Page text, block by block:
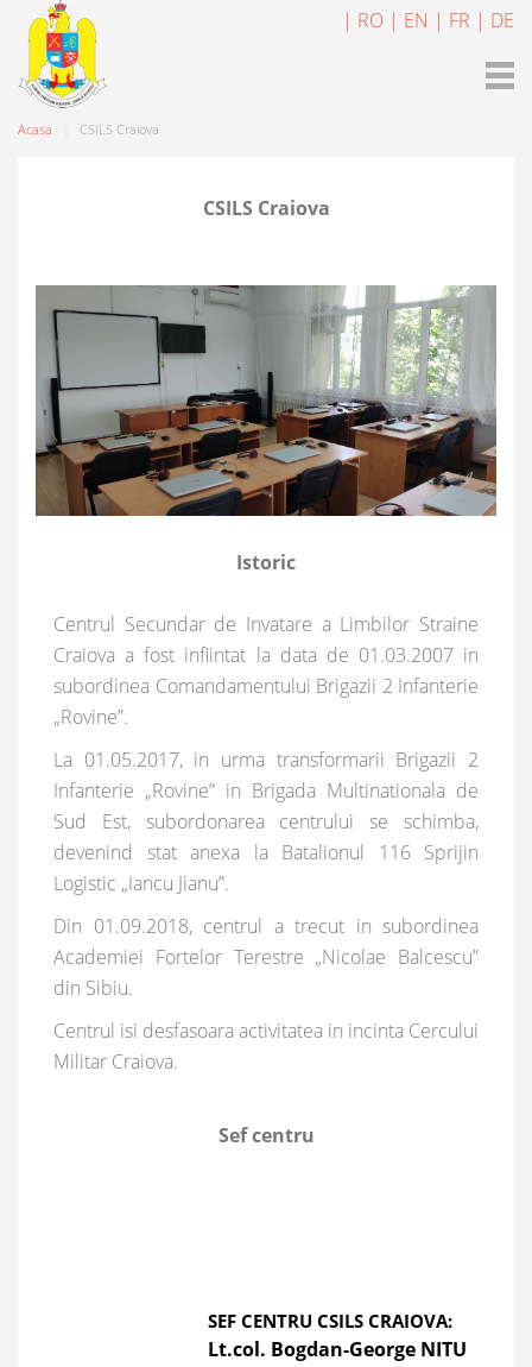
| RO | EN | FR | DE
Acasa CSILS Craiova
CSILS Craiova
Istoric
Centrul Secundar de Invatare a Limbilor Straine
Craiova a fost infiintat la data de 01.03.2007 in
subordinea Comandamentului Brigazii 2 Infanterie
„Rovine”.
La 01.05.2017, in urma transformarii Brigazii 2
Infanterie „Rovine” in Brigada Multinationala de
Sud Est, subordonarea centrului se schimba,
devenind stat anexa la Batalionul 116 Sprijin
Logistic „Iancu Jianu”.
Din 01.09.2018, centrul a trecut in subordinea
Academiei Fortelor Terestre „Nicolae Balcescu”
din Sibiu.
Centrul isi desfasoara activitatea in incinta Cercului
Militar Craiova.
Sef centru
SEF CENTRU CSILS CRAIOVA:
Lt.col. Bogdan-George NITU